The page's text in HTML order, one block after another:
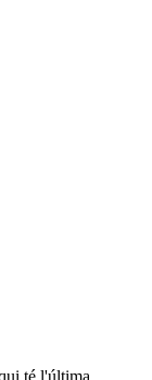
té l'última